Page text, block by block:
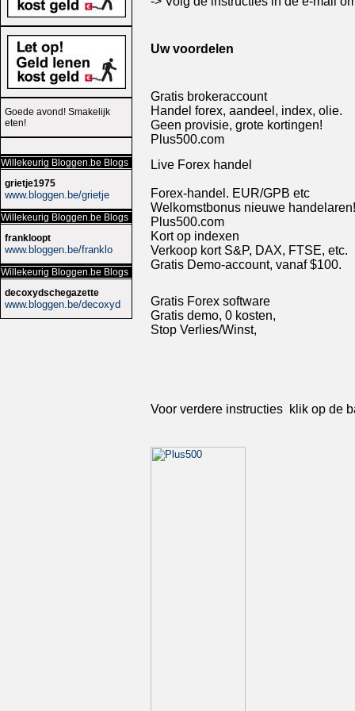
Goede avond! Smakelijk
eten!
Willekeurig Bloggen.be Blogs
grietje1975
www.bloggen.be/grietje
Willekeurig Bloggen.be Blogs
frankloopt
www.bloggen.be/franklo
Willekeurig Bloggen.be Blogs
decoxydschegazette
www.bloggen.be/decoxyd
Uw voordelen
Gratis brokeraccount
Handel forex, aandeel, index, olie.
Geen provisie, grote kortingen!
Plus500.com
Live Forex handel
Forex-handel. EUR/GPB etc
Welkomstbonus nieuwe handelaren!
Plus500.com
Kort op indexen
Verkoop kort S&P, DAX, FTSE, etc.
Gratis Demo-account, vanaf $100.
Gratis Forex software
Gratis demo, 0 kosten,
Stop Verlies/Winst,
Voor verdere instructies klik op de